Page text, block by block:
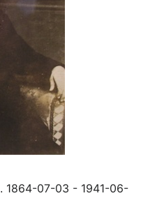
1864-07-03 - 1941-06-